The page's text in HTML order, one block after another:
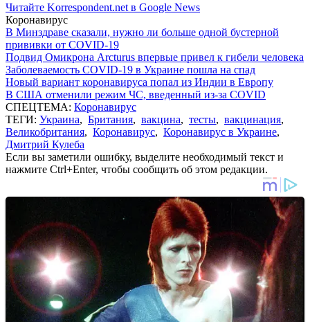
Читайте Korrespondent.net в Google News
Коронавирус
В Минздраве сказали, нужно ли больше одной бустерной
прививки от COVID-19
Подвид Омикрона Arcturus впервые привел к гибели человека
Заболеваемость COVID-19 в Украине пошла на спад
Новый вариант коронавируса попал из Индии в Европу
В США отменили режим ЧС, введенный из-за COVID
СПЕЦТЕМА: Коронавирус
ТЕГИ: Украина, Британия, вакцина, тесты, вакцинация,
Великобритания, Коронавирус, Коронавирус в Украине,
Дмитрий Кулеба
Если вы заметили ошибку, выделите необходимый текст и
нажмите Ctrl+Enter, чтобы сообщить об этом редакции.